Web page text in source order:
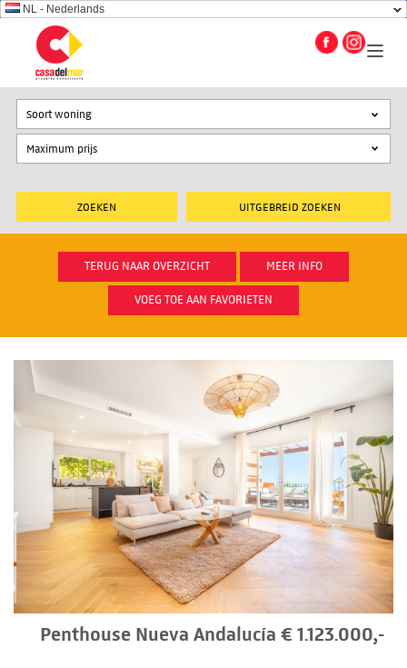
NL - Nederlands
UITGEBREID ZOEKEN
Soort woning
TERUG NAAR OVERZICHT MEER INFO
VOEG TOE AAN FAVORIETEN
Penthouse Nueva Andalucía € 1.123.000,-